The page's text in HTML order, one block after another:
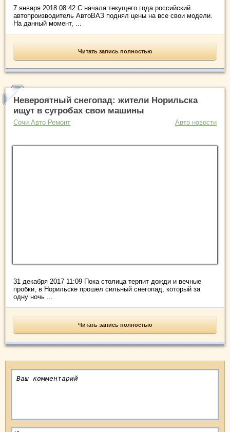
7 января 2018 08:42 С начала текущего года российский
автопроизводитель АвтоВАЗ поднял цены на все свои модели.
На данный момент, ...
Читать запись полностью
Невероятный снегопад: жители Норильска
ищут в сугробах свои машины
Сочи Авто Ремонт Авто новости
31 декабря 2017 11:09 Пока столица терпит дожди и вечные
пробки, в Норильске прошел сильный снегопад, который за
одну ночь ...
Читать запись полностью